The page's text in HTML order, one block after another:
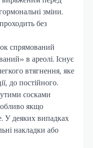
зміни.
без
спрямований
в ареолі. Існує
втягнення, яке
до постійного.
сосками
якщо
У деяких випадках
накладки або